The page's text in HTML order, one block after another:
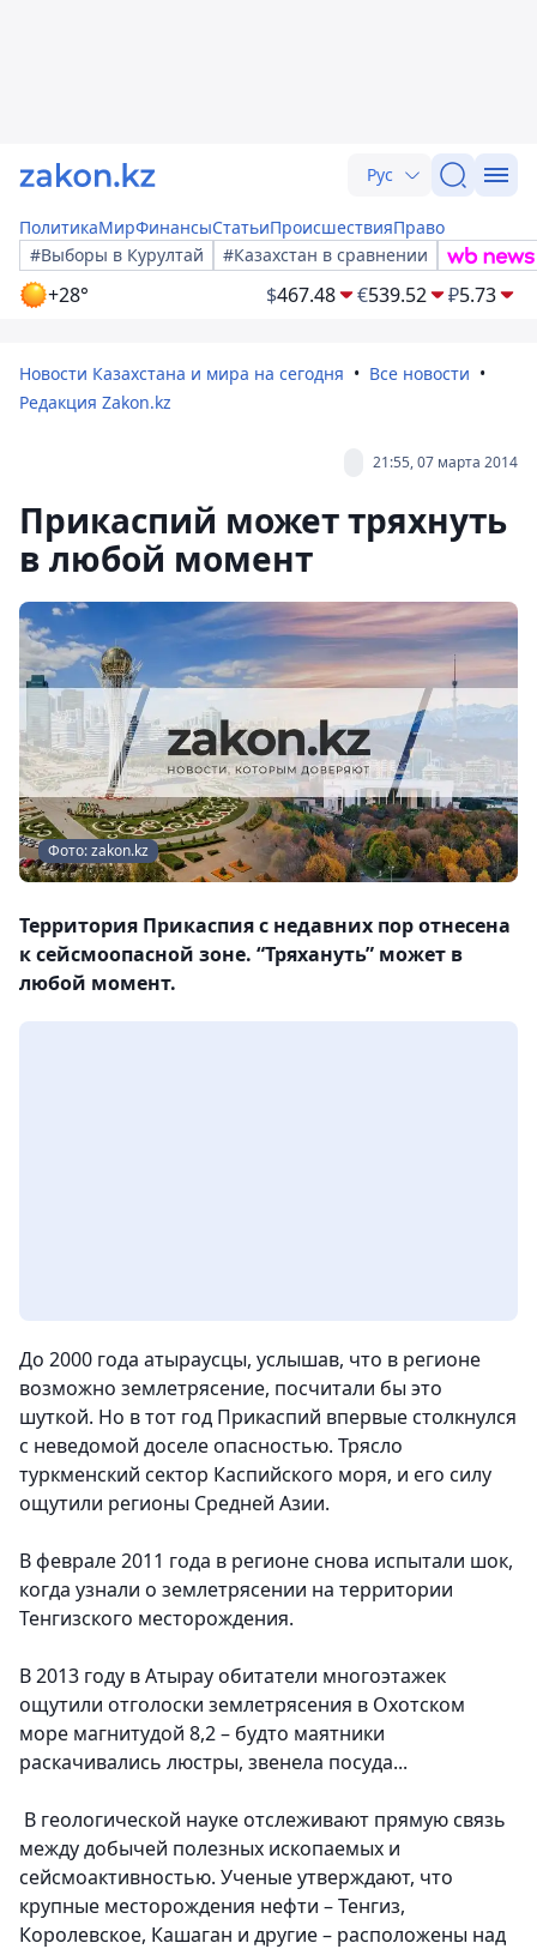
Рус
ПолитикаМирФинансыСтатьиПроисшествияПраво
#Выборы в Курултай
#Казахстан в сравнении
+28° $467.48 €539.52 ₽5.73
Новости Казахстана и мира на сегодня
Все новости
Редакция Zakon.kz
21:55, 07 марта 2014
Прикаспий может тряхнуть
в любой момент
Фото: zakon.kz
Территория Прикаспия с недавних пор отнесена
к сейсмоопасной зоне. “Тряхануть” может в
любой момент.
До 2000 года атыраусцы, услышав, что в регионе
возможно землетрясение, посчитали бы это
шуткой. Но в тот год Прикаспий впервые столкнулся
с неведомой доселе опасностью. Трясло
туркменский сектор Каспийского моря, и его силу
ощутили регионы Средней Азии.
В феврале 2011 года в регионе снова испытали шок,
когда узнали о землетрясении на территории
Тенгизского месторождения.
В 2013 году в Атырау обитатели многоэтажек
ощутили отголоски землетрясения в Охотском
море магнитудой 8,2 – будто маятники
раскачивались люстры, звенела посуда...
В геологической науке отслеживают прямую связь
между добычей полезных ископаемых и
сейсмоактивностью. Ученые утверждают, что
крупные месторождения нефти – Тенгиз,
Королевское, Кашаган и другие – расположены над